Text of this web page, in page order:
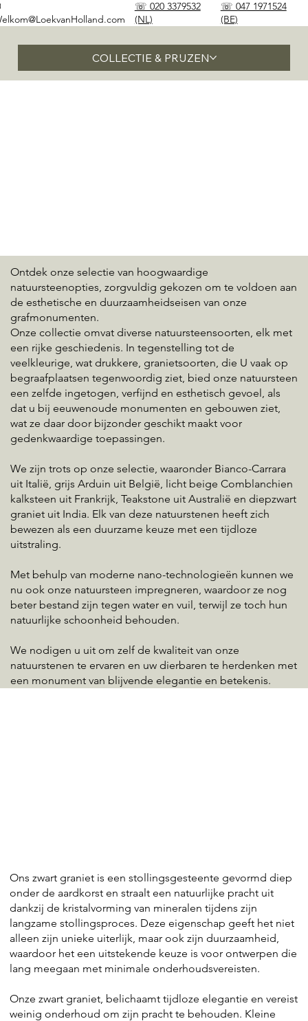
COLLECTIE & PRIJZEN
☏ 020 3379532
(NL)
☏ 047 1971524
(BE)
Ontdek onze selectie van hoogwaardige
natuursteenopties, zorgvuldig gekozen om te voldoen aan
de esthetische en duurzaamheidseisen van onze
grafmonumenten.
Onze collectie omvat diverse natuursteensoorten, elk met
een rijke geschiedenis. In tegenstelling tot de
veelkleurige, wat drukkere, granietsoorten, die U vaak op
begraafplaatsen tegenwoordig ziet, bied onze natuursteen
een zelfde ingetogen, verfijnd en esthetisch gevoel, als
dat u bij eeuwenoude monumenten en gebouwen ziet,
wat ze daar door bijzonder geschikt maakt voor
gedenkwaardige toepassingen.
We zijn trots op onze selectie, waaronder Bianco-Carrara
uit Italië, grijs Arduin uit België, licht beige Comblanchien
kalksteen uit Frankrijk, Teakstone uit Australië en diepzwart
graniet uit India. Elk van deze natuurstenen heeft zich
bewezen als een duurzame keuze met een tijdloze
uitstraling.
Met behulp van moderne nano-technologieën kunnen we
nu ook onze natuursteen impregneren, waardoor ze nog
beter bestand zijn tegen water en vuil, terwijl ze toch hun
natuurlijke schoonheid behouden.
We nodigen u uit om zelf de kwaliteit van onze
natuurstenen te ervaren en uw dierbaren te herdenken met
een monument van blijvende elegantie en betekenis.
Ons zwart graniet is een stollingsgesteente gevormd diep
onder de aardkorst en straalt een natuurlijke pracht uit
dankzij de kristalvorming van mineralen tijdens zijn
langzame stollingsproces. Deze eigenschap geeft het niet
alleen zijn unieke uiterlijk, maar ook zijn duurzaamheid,
waardoor het een uitstekende keuze is voor ontwerpen die
lang meegaan met minimale onderhoudsvereisten.
Onze zwart graniet, belichaamt tijdloze elegantie en vereist
weinig onderhoud om zijn pracht te behouden. Kleine